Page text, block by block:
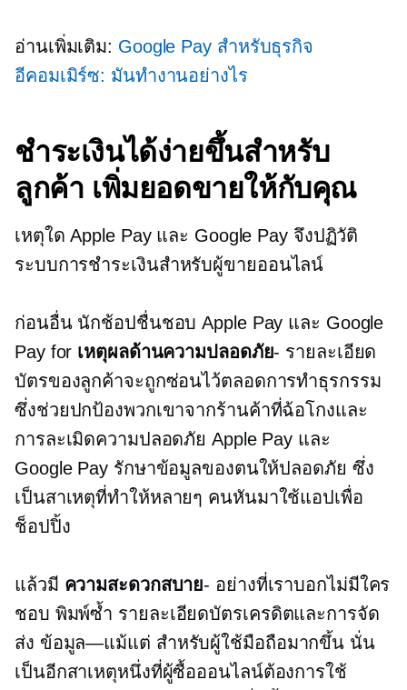
อ่านเพิ่มเติม: Google Pay สำหรับธุรกิจ
อีคอมเมิร์ซ: มันทำงานอย่างไร
ชำระเงินได้ง่ายขึ้นสำหรับ
ลูกค้า เพิ่มยอดขายให้กับคุณ
เหตุใด Apple Pay และ Google Pay จึงปฏิวัติ
ระบบการชำระเงินสำหรับผู้ขายออนไลน์
ก่อนอื่น นักช้อปชื่นชอบ Apple Pay และ Google
Pay for เหตุผลด้านความปลอดภัย- รายละเอียด
บัตรของลูกค้าจะถูกซ่อนไว้ตลอดการทำธุรกรรม
ซึ่งช่วยปกป้องพวกเขาจากร้านค้าที่ฉ้อโกงและ
การละเมิดความปลอดภัย Apple Pay และ
Google Pay รักษาข้อมูลของตนให้ปลอดภัย ซึ่ง
เป็นสาเหตุที่ทำให้หลายๆ คนหันมาใช้แอปเพื่อ
ช็อปปิ้ง
แล้วมี ความสะดวกสบาย- อย่างที่เราบอกไม่มีใคร
ชอบ พิมพ์ซ้ำ รายละเอียดบัตรเครดิตและการจัด
ส่ง ข้อมูล—แม้แต่ สำหรับผู้ใช้มือถือมากขึ้น นั่น
เป็นอีกสาเหตุหนึ่งที่ผู้ซื้อออนไลน์ต้องการใช้